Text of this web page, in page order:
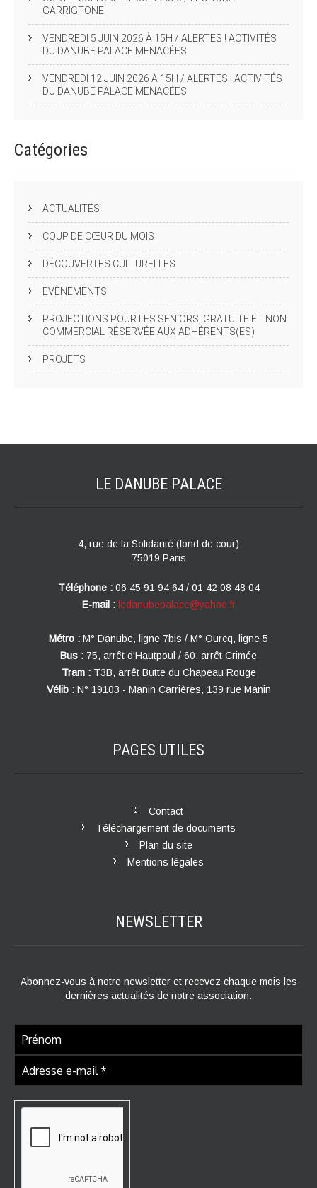
GARRIGTONE
VENDREDI 5 JUIN 2026 À 15H / ALERTES ! ACTIVITÉS
DU DANUBE PALACE MENACÉES
VENDREDI 12 JUIN 2026 À 15H / ALERTES ! ACTIVITÉS
DU DANUBE PALACE MENACÉES
Catégories
ACTUALITÉS
COUP DE CŒUR DU MOIS
DÉCOUVERTES CULTURELLES
EVÈNEMENTS
PROJECTIONS POUR LES SENIORS, GRATUITE ET NON
COMMERCIAL RÉSERVÉE AUX ADHÉRENTS(ES)
PROJETS
LE DANUBE PALACE
4, rue de la Solidarité (fond de cour)
75019 Paris
Téléphone : 06 45 91 94 64 / 01 42 08 48 04
E-mail : ledanubepalace@yahoo.fr
Métro : M° Danube, ligne 7bis / M° Ourcq, ligne 5
Bus : 75, arrêt d'Hautpoul / 60, arrêt Crimée
Tram : T3B, arrêt Butte du Chapeau Rouge
Vélib : N° 19103 - Manin Carrières, 139 rue Manin
PAGES UTILES
Contact
Téléchargement de documents
Plan du site
Mentions légales
NEWSLETTER
Abonnez-vous à notre newsletter et recevez chaque mois les
dernières actualités de notre association.